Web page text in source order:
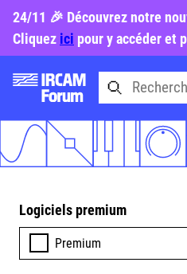
24/11 🎉 Découvrez notre
Cliquez ici pour y accéder et
Logiciels premium
Premium